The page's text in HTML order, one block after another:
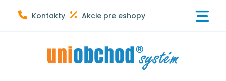
Kontakty Akcie pre eshopy
Vyskúšať eshop